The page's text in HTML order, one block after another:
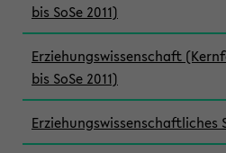
bis SoSe 2011)
Erziehungswissenschaft
bis SoSe 2011)